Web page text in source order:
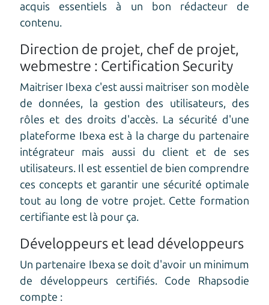
acquis essentiels à un bon rédacteur de
contenu.
Direction de projet, chef de projet,
webmestre : Certification Security
Maitriser Ibexa c'est aussi maitriser son modèle
de données, la gestion des utilisateurs, des
rôles et des droits d'accès. La sécurité d'une
plateforme Ibexa est à la charge du partenaire
intégrateur mais aussi du client et de ses
utilisateurs. Il est essentiel de bien comprendre
ces concepts et garantir une sécurité optimale
tout au long de votre projet. Cette formation
certifiante est là pour ça.
Développeurs et lead développeurs
Un partenaire Ibexa se doit d'avoir un minimum
de développeurs certifiés. Code Rhapsodie
compte :